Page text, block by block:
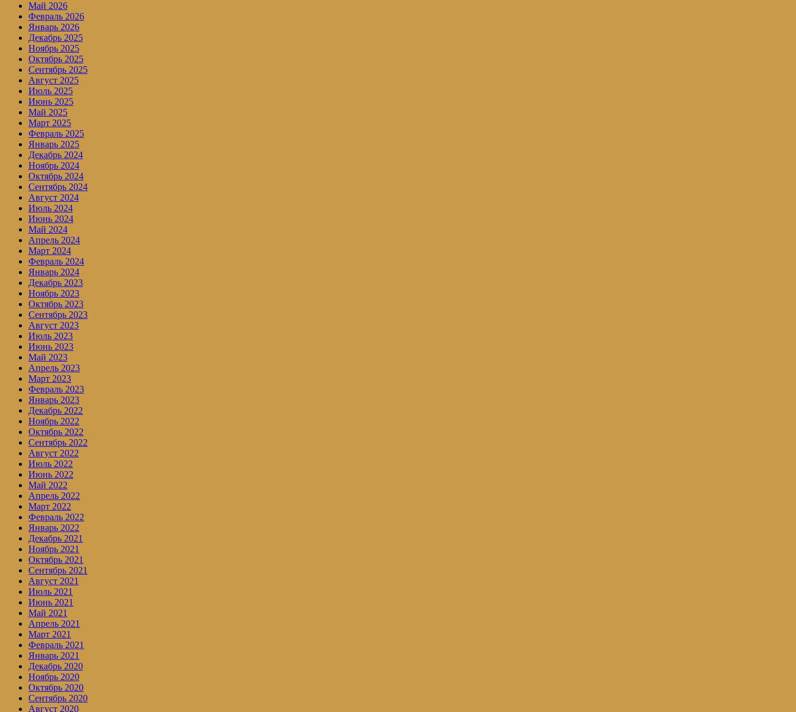
Май 2026
Февраль 2026
Январь 2026
Декабрь 2025
Ноябрь 2025
Октябрь 2025
Сентябрь 2025
Август 2025
Июль 2025
Июнь 2025
Май 2025
Март 2025
Февраль 2025
Январь 2025
Декабрь 2024
Ноябрь 2024
Октябрь 2024
Сентябрь 2024
Август 2024
Июль 2024
Июнь 2024
Май 2024
Апрель 2024
Март 2024
Февраль 2024
Январь 2024
Декабрь 2023
Ноябрь 2023
Октябрь 2023
Сентябрь 2023
Август 2023
Июль 2023
Июнь 2023
Май 2023
Апрель 2023
Март 2023
Февраль 2023
Январь 2023
Декабрь 2022
Ноябрь 2022
Октябрь 2022
Сентябрь 2022
Август 2022
Июль 2022
Июнь 2022
Май 2022
Апрель 2022
Март 2022
Февраль 2022
Январь 2022
Декабрь 2021
Ноябрь 2021
Октябрь 2021
Сентябрь 2021
Август 2021
Июль 2021
Июнь 2021
Май 2021
Апрель 2021
Март 2021
Февраль 2021
Январь 2021
Декабрь 2020
Ноябрь 2020
Октябрь 2020
Сентябрь 2020
Август 2020